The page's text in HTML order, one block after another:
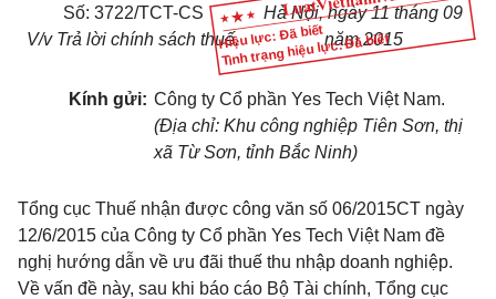
Hiệu lực: Đã biết
Tình trạng hiệu lực: Đã biết
Số: 3722/TCT-CS
V/v Trả lời chính sách thuế.
Hà Nội, ngày11tháng 09
năm2015
Kính gửi: Công ty Cổ phần Yes Tech Việt Nam.
(Địa chỉ: Khu công nghiệp Tiên Sơn, thị
xã Từ Sơn, tỉnh Bắc Ninh)
Tổng cục Thuế nhận được công văn số 06/2015CT ngày
12/6/2015 của Công ty Cổ phần Yes Tech Việt Nam đề
nghị hướng dẫn về ưu đãi thuế thu nhập doanh nghiệp.
Về vấn đề này, sau khi báo cáo Bộ Tài chính, Tổng cục